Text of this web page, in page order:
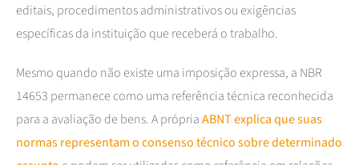
editais, procedimentos administrativos ou exigências
específicas da instituição que receberá o trabalho.
Mesmo quando não existe uma imposição expressa, a NBR
14653 permanece como uma referência técnica reconhecida
para a avaliação de bens. A própriaABNT explica que suas
normas representam o consenso técnico sobre determinado